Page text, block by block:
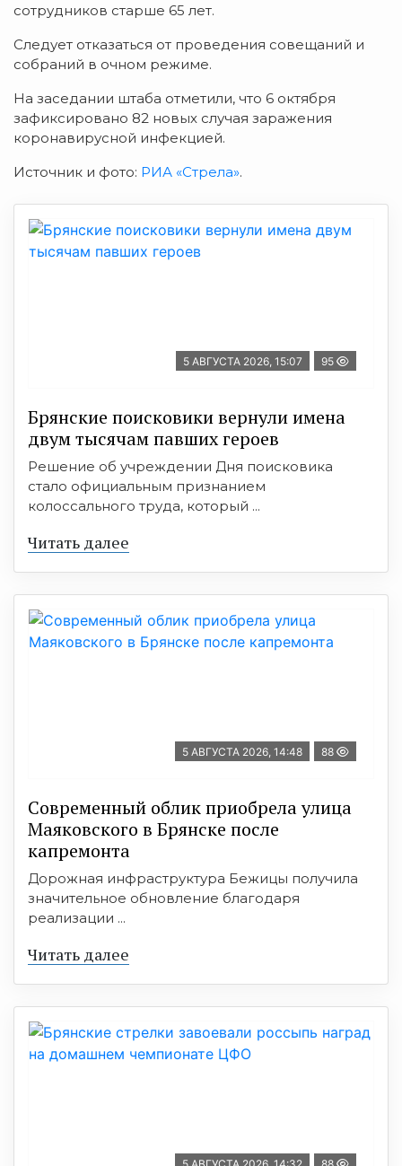
сотрудников старше 65 лет.
Следует отказаться от проведения совещаний и
собраний в очном режиме.
На заседании штаба отметили, что 6 октября
зафиксировано 82 новых случая заражения
коронавирусной инфекцией.
Источник и фото: РИА «Стрела».
5 АВГУСТА 2026, 15:07 95
Брянские поисковики вернули имена
двум тысячам павших героев
Решение об учреждении Дня поисковика
стало официальным признанием
колоссального труда, который ...
Читать далее
5 АВГУСТА 2026, 14:48 88
Современный облик приобрела улица
Маяковского в Брянске после
капремонта
Дорожная инфраструктура Бежицы получила
значительное обновление благодаря
реализации ...
Читать далее